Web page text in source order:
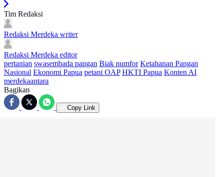
Tim Redaksi
Redaksi Merdeka writer
Redaksi Merdeka editor
pertanian swasembada pangan Biak numfor Ketahanan Pangan
Nasional Ekonomi Papua petani OAP HKTI Papua Konten AI
merdekaantara
Bagikan
Copy Link